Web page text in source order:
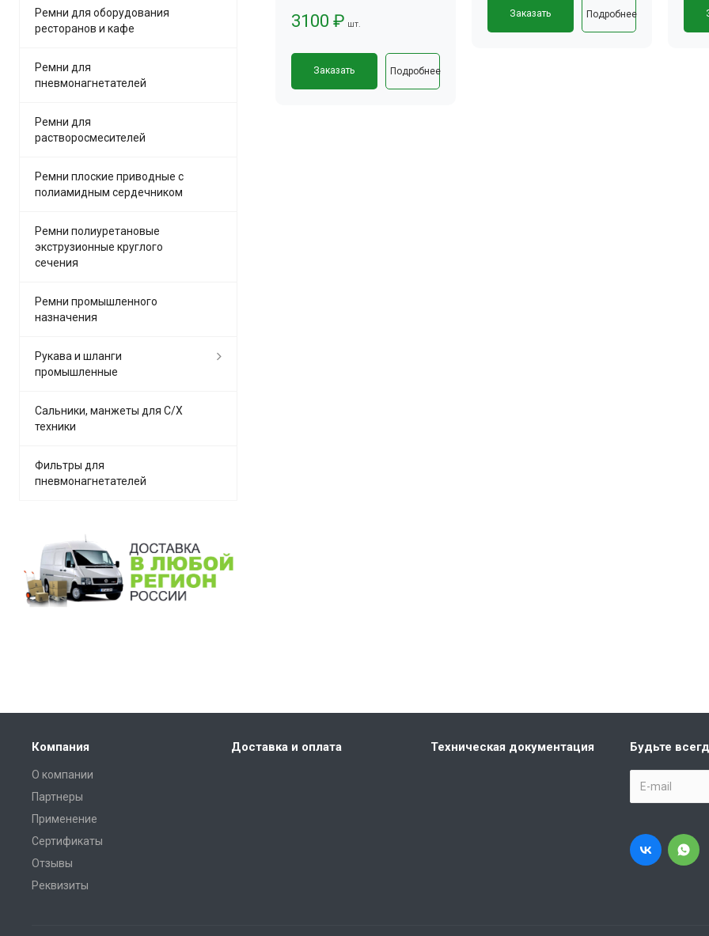
3100 ₽ шт.
Заказать Подробнее
Заказать Подробнее
Ремни для оборудования
ресторанов и кафе
Ремни для
пневмонагнетателей
Ремни для
растворосмесителей
Ремни плоские приводные с
полиамидным сердечником
Ремни полиуретановые
экструзионные круглого
сечения
Ремни промышленного
назначения
Рукава и шланги
промышленные
Сальники, манжеты для С/Х
техники
Фильтры для
пневмонагнетателей
Компания
О компании
Партнеры
Применение
Сертификаты
Отзывы
Реквизиты
Доставка и оплата Техническая документация Будьте